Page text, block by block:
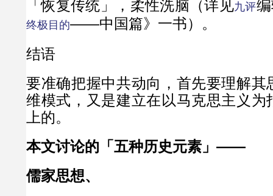
「恢复传统」，柔性洗脑（详见九评
终极目的——中国篇》一书）。
结语
要准确把握中共动向，首先要理解其
维模式，又是建立在以马克思主义为
上的。
本文讨论的「五种历史元素」——
儒家思想、